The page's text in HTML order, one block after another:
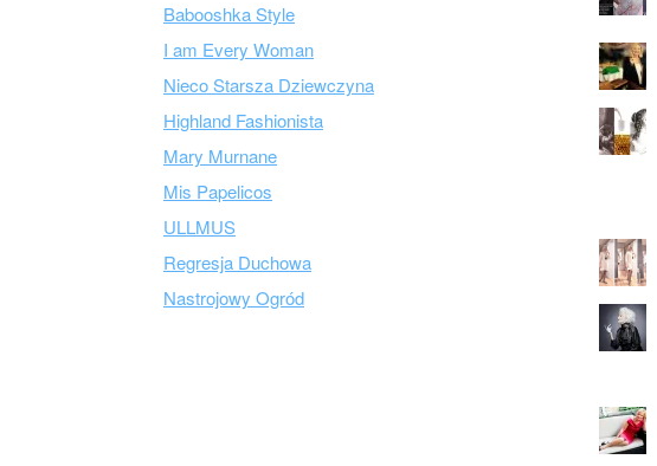
Babooshka Style
I am Every Woman
Nieco Starsza Dziewczyna
Highland Fashionista
Mary Murnane
Mis Papelicos
ULLMUS
Regresja Duchowa
Nastrojowy Ogród